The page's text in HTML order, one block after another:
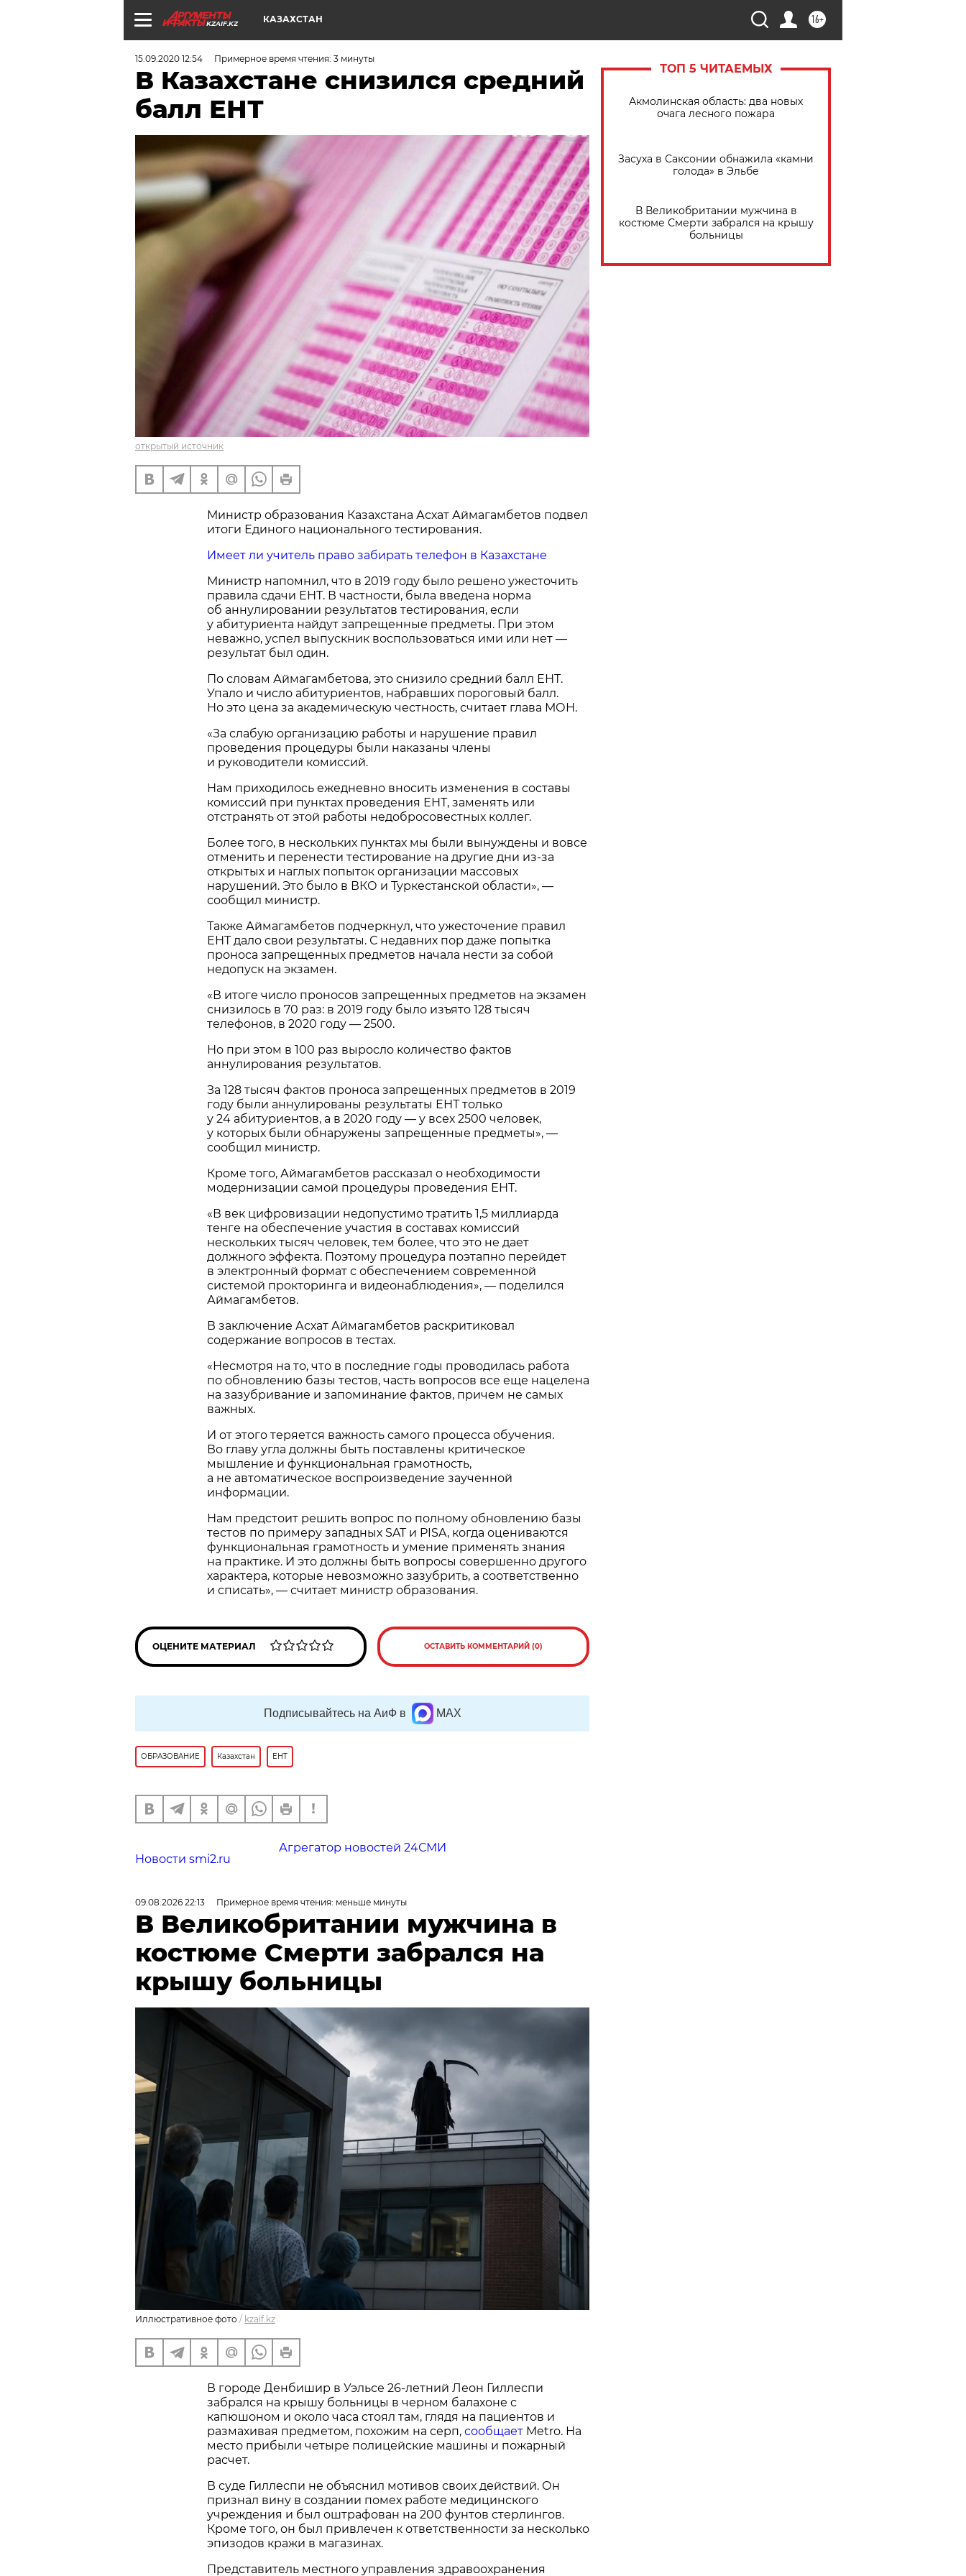
KZAIF.KZ 16+
КАЗАХСТАН
15.09.2020 12:54 Примерное время чтения: 3 минуты
В Казахстане снизился средний
балл ЕНТ
открытый источник
Министр образования Казахстана Асхат Аймагамбетов подвел
итоги Единого национального тестирования.
Имеет ли учитель право забирать телефон в Казахстане
Министр напомнил, что в 2019 году было решено ужесточить
правила сдачи ЕНТ. В частности, была введена норма
об аннулировании результатов тестирования, если
у абитуриента найдут запрещенные предметы. При этом
неважно, успел выпускник воспользоваться ими или нет —
результат был один.
По словам Аймагамбетова, это снизило средний балл ЕНТ.
Упало и число абитуриентов, набравших пороговый балл.
Но это цена за академическую честность, считает глава МОН.
«За слабую организацию работы и нарушение правил
проведения процедуры были наказаны члены
и руководители комиссий.
Нам приходилось ежедневно вносить изменения в составы
комиссий при пунктах проведения ЕНТ, заменять или
отстранять от этой работы недобросовестных коллег.
Более того, в нескольких пунктах мы были вынуждены и вовсе
отменить и перенести тестирование на другие дни из-за
открытых и наглых попыток организации массовых
нарушений. Это было в ВКО и Туркестанской области», —
сообщил министр.
Также Аймагамбетов подчеркнул, что ужесточение правил
ЕНТ дало свои результаты. С недавних пор даже попытка
проноса запрещенных предметов начала нести за собой
недопуск на экзамен.
«В итоге число проносов запрещенных предметов на экзамен
снизилось в 70 раз: в 2019 году было изъято 128 тысяч
телефонов, в 2020 году — 2500.
Но при этом в 100 раз выросло количество фактов
аннулирования результатов.
За 128 тысяч фактов проноса запрещенных предметов в 2019
году были аннулированы результаты ЕНТ только
у 24 абитуриентов, а в 2020 году — у всех 2500 человек,
у которых были обнаружены запрещенные предметы», —
сообщил министр.
Кроме того, Аймагамбетов рассказал о необходимости
модернизации самой процедуры проведения ЕНТ.
«В век цифровизации недопустимо тратить 1,5 миллиарда
тенге на обеспечение участия в составах комиссий
нескольких тысяч человек, тем более, что это не дает
должного эффекта. Поэтому процедура поэтапно перейдет
в электронный формат с обеспечением современной
системой прокторинга и видеонаблюдения», — поделился
Аймагамбетов.
В заключение Асхат Аймагамбетов раскритиковал
содержание вопросов в тестах.
«Несмотря на то, что в последние годы проводилась работа
по обновлению базы тестов, часть вопросов все еще нацелена
на зазубривание и запоминание фактов, причем не самых
важных.
И от этого теряется важность самого процесса обучения.
Во главу угла должны быть поставлены критическое
мышление и функциональная грамотность,
а не автоматическое воспроизведение заученной
информации.
Нам предстоит решить вопрос по полному обновлению базы
тестов по примеру западных SAT и PISA, когда оцениваются
функциональная грамотность и умение применять знания
на практике. И это должны быть вопросы совершенно другого
характера, которые невозможно зазубрить, а соответственно
и списать», — считает министр образования.
ОЦЕНИТЕ МАТЕРИАЛ ОСТАВИТЬ КОММЕНТАРИЙ (0)
Подписывайтесь на АиФ в MAX
ОБРАЗОВАНИЕ Казахстан ЕНТ
Агрегатор новостей 24СМИ
Новости smi2.ru
ТОП 5 ЧИТАЕМЫХ
Акмолинская область: два новых
очага лесного пожара
Засуха в Саксонии обнажила «камни
голода» в Эльбе
В Великобритании мужчина в
костюме Смерти забрался на крышу
больницы
09.08.2026 22:13 Примерное время чтения: меньше минуты
В Великобритании мужчина в
костюме Смерти забрался на
крышу больницы
Иллюстративное фото / kzaif.kz
В городе Денбишир в Уэльсе 26-летний Леон Гиллеспи
забрался на крышу больницы в черном балахоне с
капюшоном и около часа стоял там, глядя на пациентов и
размахивая предметом, похожим на серп, сообщает Metro. На
место прибыли четыре полицейские машины и пожарный
расчет.
В суде Гиллеспи не объяснил мотивов своих действий. Он
признал вину в создании помех работе медицинского
учреждения и был оштрафован на 200 фунтов стерлингов.
Кроме того, он был привлечен к ответственности за несколько
эпизодов кражи в магазинах.
Представитель местного управления здравоохранения